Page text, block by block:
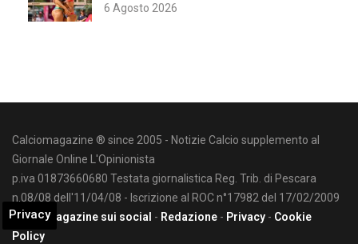
6 Agosto 2026
Calciomagazine ® since 2005 - Notizie Calcio supplemento al
Giornale Online L'Opinionista
p.iva 01873660680 Testata giornalistica Reg. Trib. di Pescara
n.08/08 dell'11/04/08 - Iscrizione al ROC n°17982 del 17/02/2009
Calciomagazine sui social - Redazione - Privacy - Cookie
Policy
Privacy